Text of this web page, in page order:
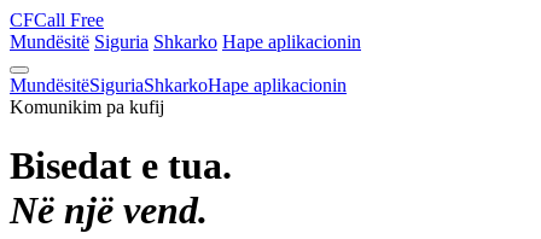
CFCall Free
Mundësitë Siguria Shkarko Hape aplikacionin
MundësitëSiguriaShkarkoHape aplikacionin
Komunikim pa kufij
Bisedat e tua.
Në një vend.